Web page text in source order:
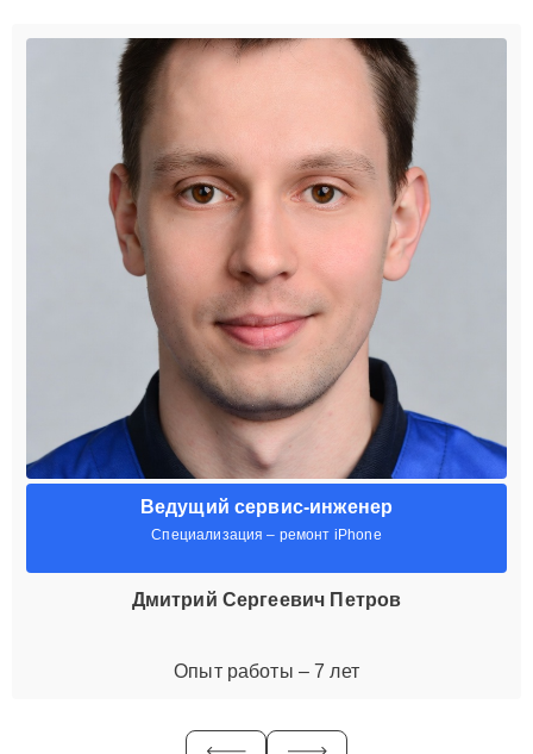
Ведущий сервис-инженер
Специализация – ремонт iPhone
Дмитрий Сергеевич Петров
Опыт работы – 7 лет